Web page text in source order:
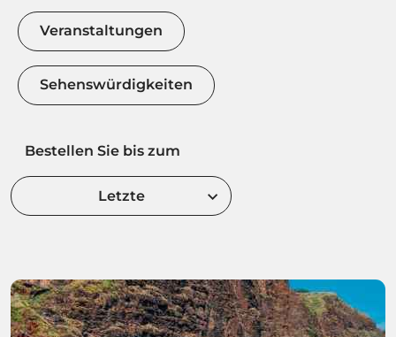
Veranstaltungen
Sehenswürdigkeiten
Bestellen Sie bis zum
Letzte